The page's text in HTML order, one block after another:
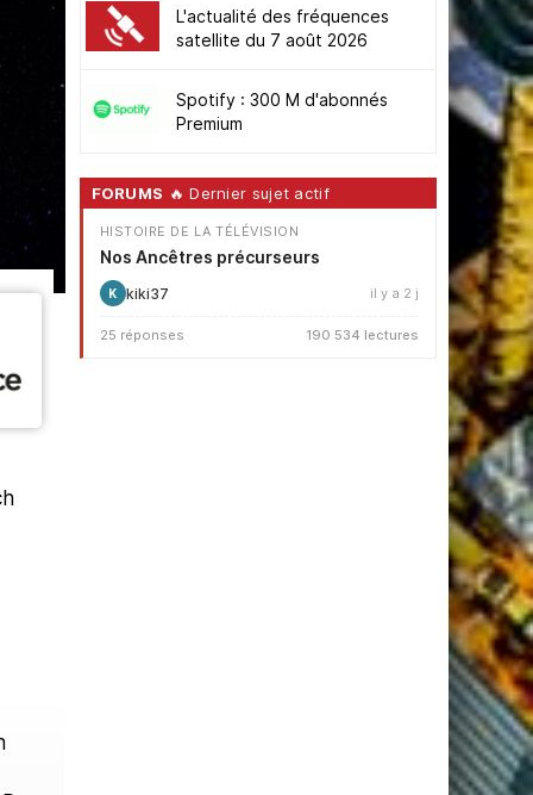
L'actualité des fréquences
satellite du 7 août 2026
Spotify : 300 M d'abonnés
Premium
FORUMS 🔥 Dernier sujet actif
HISTOIRE DE LA TÉLÉVISION
Nos Ancêtres précurseurs
K kiki37 il y a 2 j
25 réponses 190 534 lectures